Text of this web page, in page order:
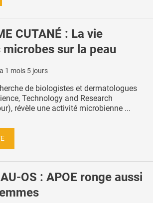
CUTANÉ : La vie
sur la peau
1 mois 5 jours
de biologistes et dermatologues
Technology and Research
révèle une activité microbienne ...
OS : APOE ronge aussi